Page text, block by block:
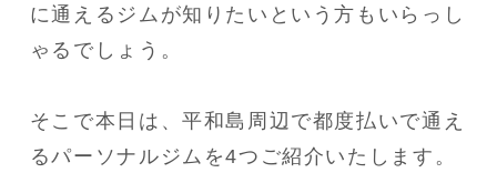
に通えるジムが知りたいという方もいらっし
ゃるでしょう。
そこで本日は、平和島周辺で都度払いで通え
るパーソナルジムを4つご紹介いたします。